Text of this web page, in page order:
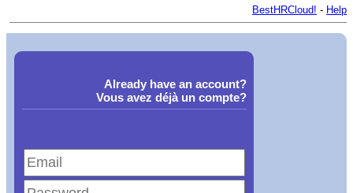
BestHRCloud! - Help
Already have an account?
Vous avez déjà un compte?